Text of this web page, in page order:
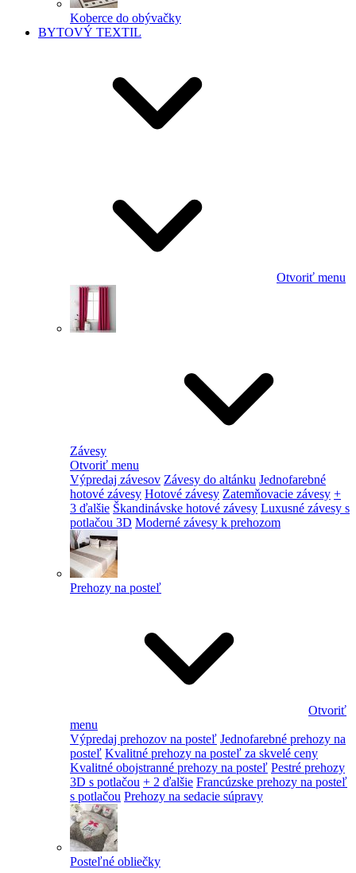
Koberce do obývačky
BYTOVÝ TEXTIL
Otvoriť menu
Závesy
Otvoriť menu
Výpredaj závesov Závesy do altánku Jednofarebné
hotové závesy Hotové závesy Zatemňovacie závesy +
3 ďalšie Škandinávske hotové závesy Luxusné závesy s
potlačou 3D Moderné závesy k prehozom
Prehozy na posteľ
Otvoriť
menu
Výpredaj prehozov na posteľ Jednofarebné prehozy na
posteľ Kvalitné prehozy na posteľ za skvelé ceny
Kvalitné obojstranné prehozy na posteľ Pestré prehozy
3D s potlačou + 2 ďalšie Francúzske prehozy na posteľ
s potlačou Prehozy na sedacie súpravy
Posteľné obliečky